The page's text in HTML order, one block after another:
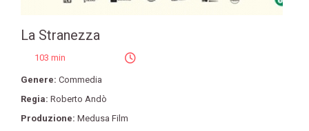
La Stranezza
103 min
Genere: Commedia
Regia: Roberto Andò
Produzione: Medusa Film